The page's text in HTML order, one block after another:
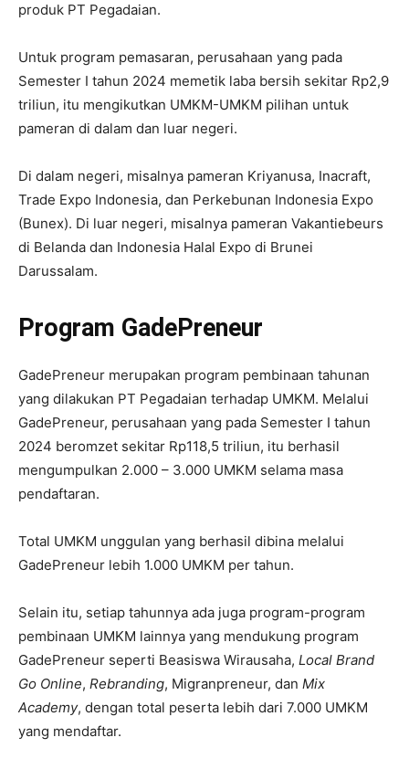
produk PT Pegadaian.
Untuk program pemasaran, perusahaan yang pada
Semester I tahun 2024 memetik laba bersih sekitar Rp2,9
triliun, itu mengikutkan UMKM-UMKM pilihan untuk
pameran di dalam dan luar negeri.
Di dalam negeri, misalnya pameran Kriyanusa, Inacraft,
Trade Expo Indonesia, dan Perkebunan Indonesia Expo
(Bunex). Di luar negeri, misalnya pameran Vakantiebeurs
di Belanda dan Indonesia Halal Expo di Brunei
Darussalam.
Program GadePreneur
GadePreneur merupakan program pembinaan tahunan
yang dilakukan PT Pegadaian terhadap UMKM. Melalui
GadePreneur, perusahaan yang pada Semester I tahun
2024 beromzet sekitar Rp118,5 triliun, itu berhasil
mengumpulkan 2.000 – 3.000 UMKM selama masa
pendaftaran.
Total UMKM unggulan yang berhasil dibina melalui
GadePreneur lebih 1.000 UMKM per tahun.
Selain itu, setiap tahunnya ada juga program-program
pembinaan UMKM lainnya yang mendukung program
GadePreneur seperti Beasiswa Wirausaha, Local Brand
Go Online, Rebranding, Migranpreneur, dan Mix
Academy, dengan total peserta lebih dari 7.000 UMKM
yang mendaftar.